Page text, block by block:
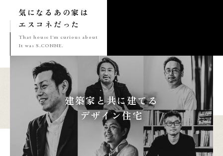
ACCESS MAP
アクセスマップ
プライバシーポリシー
本社
053-488-5127
10:00〜19:00 水曜定休
浜松店
053-430-5123
10:00〜19:00 水曜定休
気になる あの家は
エスコネ だった
That house I'm curious about
It was S.CONNE.
建築家と共に建てる
デザイン住宅